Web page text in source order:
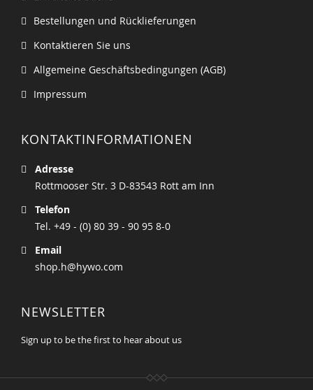
Bestellungen und Rücklieferungen
Kontaktieren Sie uns
Allgemeine Geschäftsbedingungen (AGB)
Impressum
KONTAKTINFORMATIONEN
Adresse
Rottmooser Str. 3 D-83543 Rott am Inn
Telefon
Tel. +49 - (0) 80 39 - 90 95 8-0
Email
shop.h@hywo.com
NEWSLETTER
Sign up to be the first to hear about us